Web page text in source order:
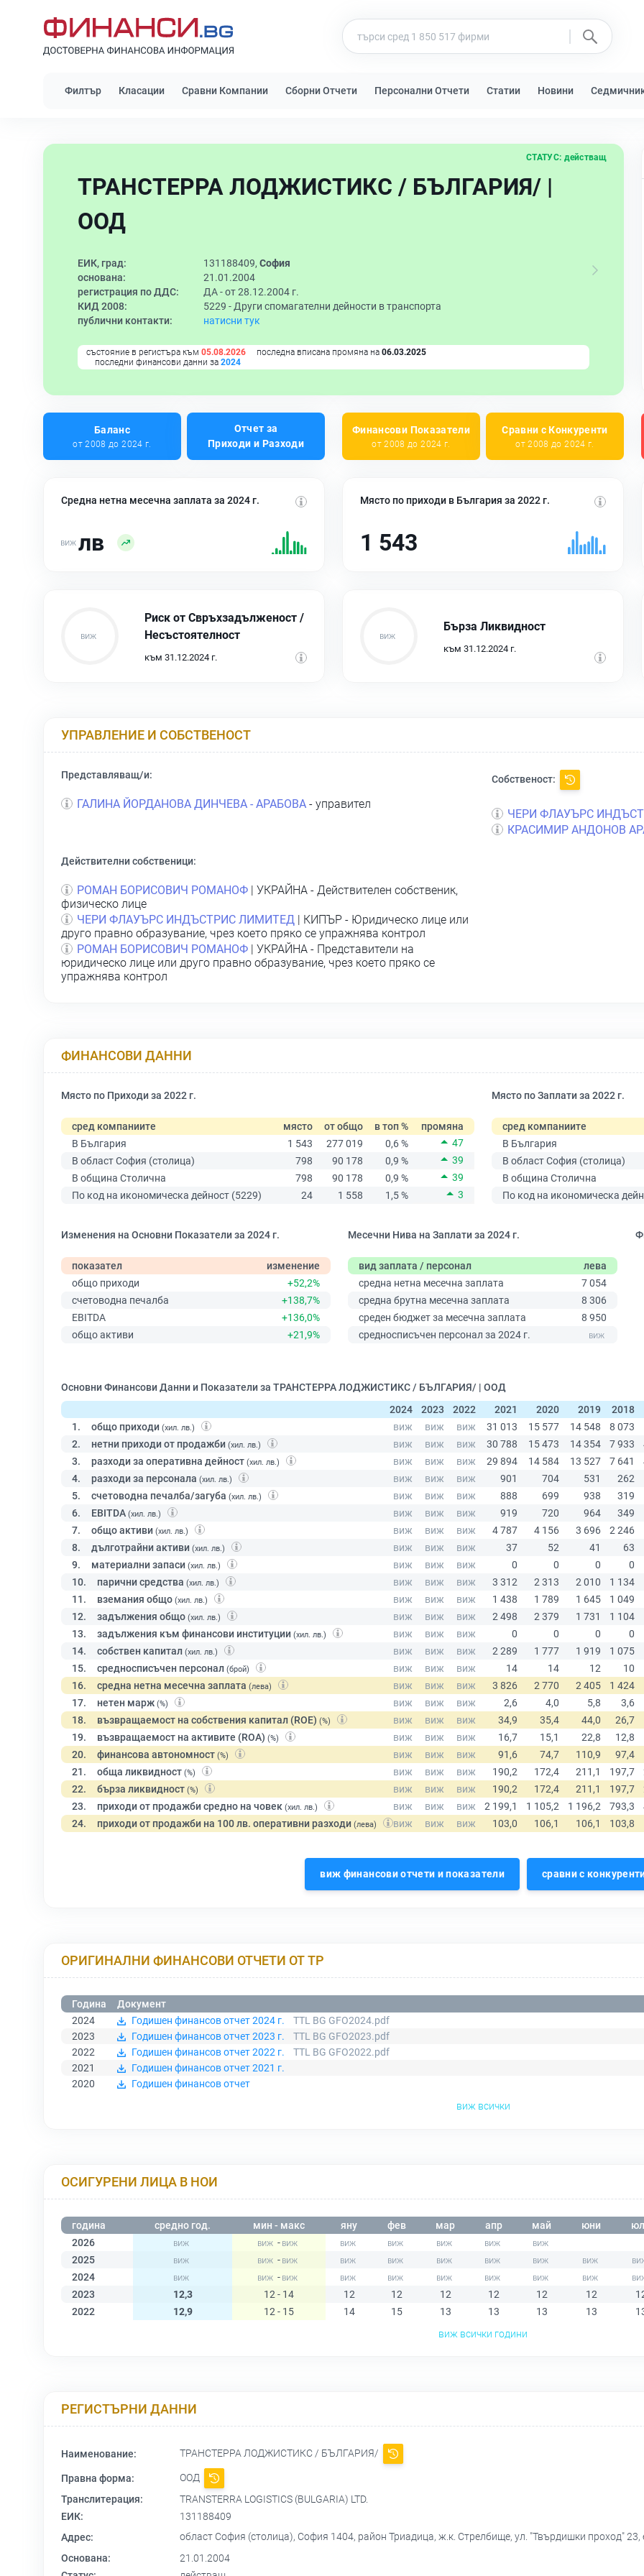
Филтър Класации Сравни Компании Сборни Отчети Персонални Отчети Статии Новини
ТРАНСТЕРРА ЛОДЖИСТИКС / БЪЛГАРИЯ/ |
ООД
СТАТУС: действащ
ЕИК, град: 131188409, София
основана:
21.01.2004
регистрация по ДДС:
ДА - от 28.12.2004 г.
КИД 2008:
5229 - Други спомагателни дейности в транспорта
публични контакти:
натисни тук
състояние в регистъра към 05.08.2026 последна вписана промяна на 06.03.2025
последни финансови данни за 2024
Баланс
от 2008 до 2024 г.
Отчет за
Приходи и Разходи
Финансови Показатели
от 2008 до 2024 г.
Сравни с Конкуренти
от 2008 до 2024 г.
Средна нетна месечна заплата за 2024 г.
лв
Място по приходи в България за 2022 г.
1 543
Риск от Свръхзадълженост /
Несъстоятелност
към 31.12.2024 г.
Бърза Ликвидност
към 31.12.2024 г.
УПРАВЛЕНИЕ И СОБСТВЕНОСТ
Представляващ/и:
ГАЛИНА ЙОРДАНОВА ДИНЧЕВА - АРАБОВА - управител
Собственост:
ЧЕРИ ФЛАУЪРС
КРАСИМИР АНДОНОВ
Действителни собственици:
РОМАН БОРИСОВИЧ РОМАНОФ | УКРАЙНА - Действителен собственик,
физическо лице
ЧЕРИ ФЛАУЪРС ИНДЪСТРИС ЛИМИТЕД | КИПЪР - Юридическо лице или
друго правно образувание, чрез което пряко се упражнява контрол
РОМАН БОРИСОВИЧ РОМАНОФ | УКРАЙНА - Представители на
юридическо лице или друго правно образувание, чрез което пряко се
упражнява контрол
ФИНАНСОВИ ДАННИ
Място по Приходи за 2022 г.
сред компаниите място от общо в топ %
промяна
В България
1 543 277 019 0,6 %
47
В област София (столица)
798 90 178 0,9 %
39
В община Столична
798 90 178 0,9 %
39
По код на икономическа дейност (5229)
24 1 558 1,5 % 3
Място по Заплати за 2022 г.
сред компаниите
В България
В област София (столица)
В община Столична
По код на икономическа
Изменения на Основни Показатели за 2024 г.
показател
изменение
общо приходи
+52,2%
счетоводна печалба
+138,7%
EBITDA
+136,0%
общо активи
+21,9%
Месечни Нива на Заплати за 2024 г.
вид заплата / персонал
лева
средна нетна месечна заплата
7 054
средна брутна месечна заплата
8 306
среден бюджет за месечна заплата
8 950
средносписъчен персонал за 2024 г.
Основни Финансови Данни и Показатели за ТРАНСТЕРРА ЛОДЖИСТИКС / БЪЛГАРИЯ/ | ООД
2024
2023 2022 2021 2020 2019
2018
1.
общо приходи (хил. лв.)
2. нетни приходи от продажби (хил. лв.)
3. разходи за оперативна дейност (хил. лв.)
4. разходи за персонала (хил. лв.)
5. счетоводна печалба/загуба (хил. лв.)
6. EBITDA (хил. лв.)
7. общо активи (хил. лв.)
8. дълготрайни активи (хил. лв.)
9. материални запаси (хил. лв.)
10. парични средства (хил. лв.)
11. вземания общо (хил. лв.)
12. задължения общо (хил. лв.)
13. задължения към финансови институции (хил. лв.)
14. собствен капитал (хил. лв.)
15. средносписъчен персонал (брой)
16. средна нетна месечна заплата (лева)
17. нетен марж (%)
18. възвращаемост на собствения капитал (ROE) (%)
19. възвращаемост на активите (ROA) (%)
20. финансова автономност (%)
21. обща ликвидност (%)
22. бърза ликвидност (%)
23. приходи от продажби средно на човек (хил. лв.)
24. приходи от продажби на 100 лв. оперативни разходи (лева)
виж финансови отчети и показатели сравни с
ОРИГИНАЛНИ ФИНАНСОВИ ОТЧЕТИ ОТ ТР
Година
Документ
2024
Годишен финансов отчет 2024 г.
TTL BG GFO2024.pdf
2023
Годишен финансов отчет 2023 г.
TTL BG GFO2023.pdf
2022
Годишен финансов отчет 2022 г.
TTL BG GFO2022.pdf
2021
Годишен финансов отчет 2021 г.
2020
Годишен финансов отчет
виж всички
ОСИГУРЕНИ ЛИЦА В НОИ
година средно год. мин - макс яну фев мар апр май юни
2026
-
2025
-
2024
-
2023
12,3 12 - 14 12 12 12 12 12 12
2022
12,9 12 - 15 14 15 13 13 13 13
виж всички години
РЕГИСТЪРНИ ДАННИ
Наименование: ТРАНСТЕРРА ЛОДЖИСТИКС / БЪЛГАРИЯ/
Правна форма:
ООД
Транслитерация:
TRANSTERRA LOGISTICS (BULGARIA) LTD.
ЕИК:
131188409
Адрес:
област София (столица), София 1404, район Триадица, ж.к. Стрелбище, ул. "Твърдишки проход" 23,
Основана:
21.01.2004